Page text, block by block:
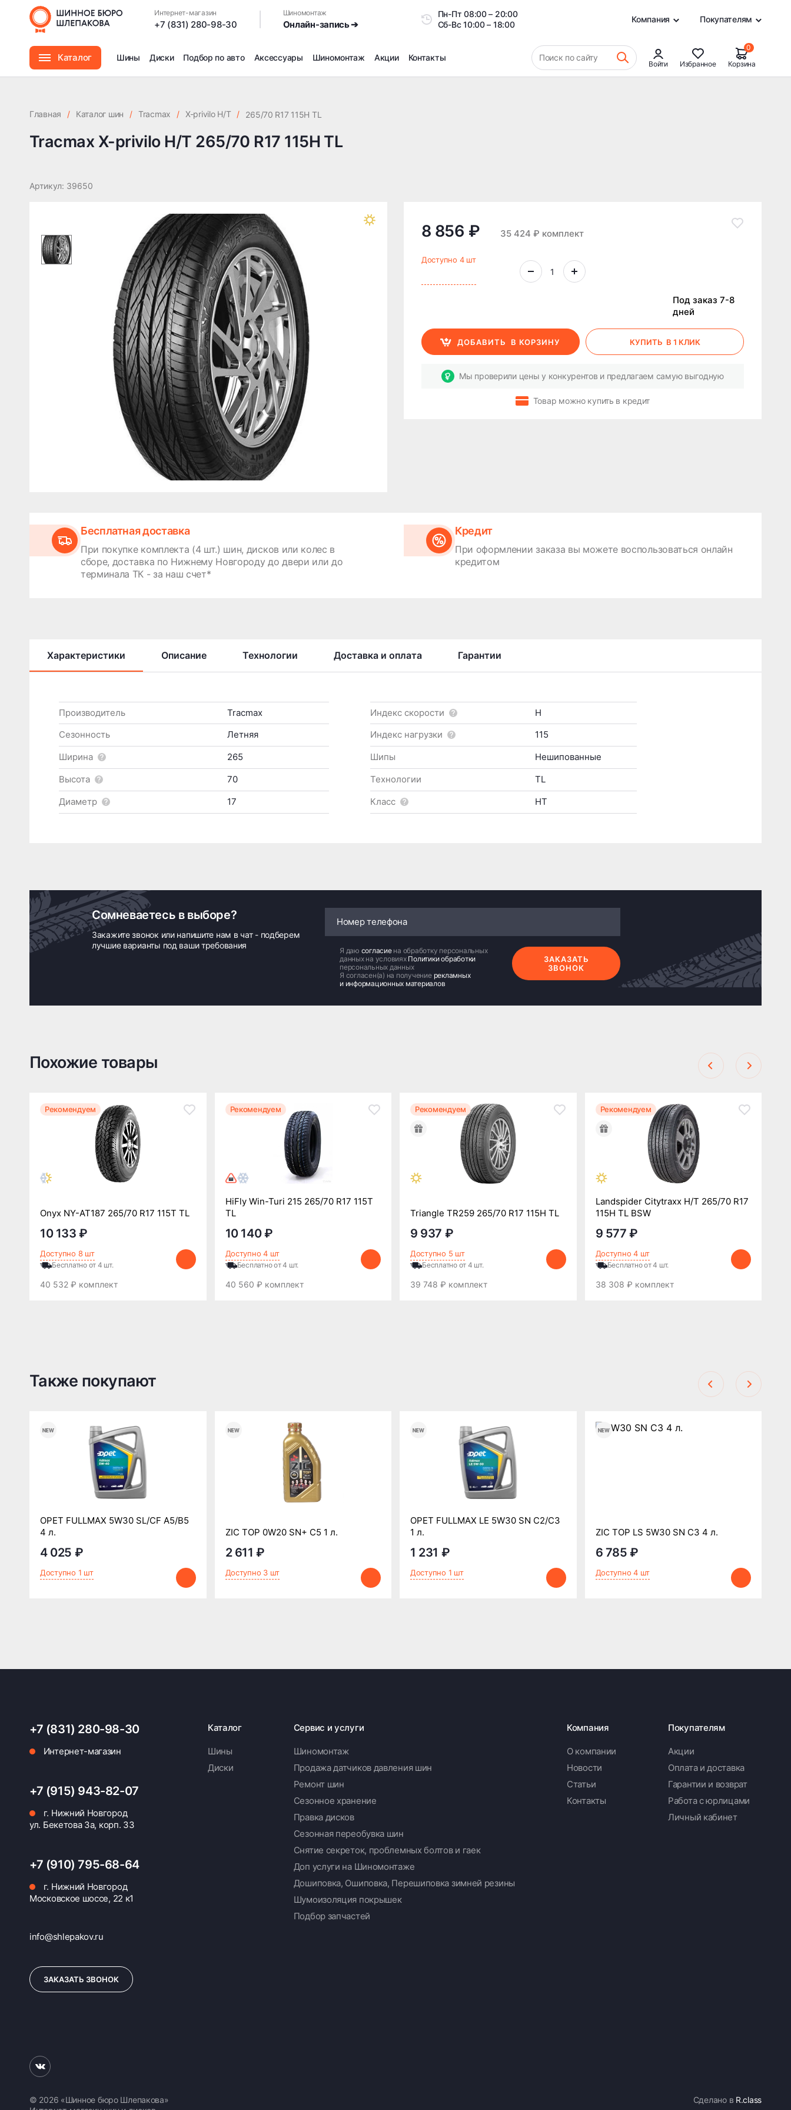
Интернет-магазин
+7 (831) 280-98-30
Шиномонтаж
Онлайн-запись ➔
Пн-Пт08:00 – 20:00
Сб-Вс10:00 – 18:00
Компания Покупателям
Каталог Шины Диски Подбор по авто Аксессуары Шиномонтаж
Сезонное хранение
Дошиповка, Ошиповка, Перешиповка зимней резины
Шумоизоляция покрышек
Подбор запчастей
Акции Контакты Поиск по сайту
Войти Избранное
0
Корзина
Tracmax X-privilo H/T 265/70 R17 115H TL
Главная / Каталог шин / Tracmax / X-privilo H/T / 265/70 R17 115H TL
Tracmax X-privilo H/T 265/70 R17 115H TL
Артикул: 39650
8 856 ₽ 35 424 ₽ комплект
Доступно 4 шт
Под заказ 7-8
дней
ДОБАВИТЬ В КОРЗИНУ КУПИТЬ В 1 КЛИК
Мы проверили цены у конкурентов и предлагаем самую выгодную
Товар можно купить в кредит
Бесплатная доставка
При покупке комплекта (4 шт.) шин, дисков или колес в
сборе, доставка по Нижнему Новгороду до двери или до
терминала ТК - за наш счет*
Кредит
При оформлении заказа вы можете воспользоваться онлайн
кредитом
Характеристики Описание Технологии Доставка и оплата Гарантии
Производитель
Tracmax
Сезонность
Летняя
Ширина
265
Высота
70
Диаметр
17
Индекс скорости
H
Индекс нагрузки
115
Шипы
Нешипованные
Технологии
TL
Класс
HT
Сомневаетесь в выборе?
Закажите звонок или напишите нам в чат - подберем
лучшие варианты под ваши требования
Я даю согласие на обработку персональных
данных на условиях Политики обработки
персональных данных
Я согласен(а) на получение рекламных
и информационных материалов
ЗАКАЗАТЬ
ЗВОНОК
Похожие товары
Рекомендуем
Onyx NY-AT187 265/70 R17 115T TL
10 133 ₽
Доступно 8 шт
Бесплатно от 4 шт.
40 532 ₽ комплект
Рекомендуем
HiFly Win-Turi 215 265/70 R17 115T
TL
10 140 ₽
Доступно 4 шт
Бесплатно от 4 шт.
40 560 ₽ комплект
Рекомендуем
Triangle TR259 265/70 R17 115H TL
9 937 ₽
Доступно 5 шт
Бесплатно от 4 шт.
39 748 ₽ комплект
Рекомендуем
Landspider Citytraxx H/T 265/70 R17
115H TL BSW
9 577 ₽
Доступно 4 шт
Бесплатно от 4 шт.
38 308 ₽ комплект
Также покупают
OPET FULLMAX 5W30 SL/CF A5/B5
4 л.
4 025 ₽
Доступно 1 шт
ZIC TOP 0W20 SN+ C5 1 л.
2 611 ₽
Доступно 3 шт
OPET FULLMAX LE 5W30 SN C2/C3
1 л.
1 231 ₽
Доступно 1 шт
ZIC TOP LS 5W30 SN C3 4 л.
6 785 ₽
Доступно 4 шт
+7 (831) 280-98-30
Интернет-магазин
+7 (915) 943-82-07
г. Нижний Новгород
ул. Бекетова 3а, корп. 33
+7 (910) 795-68-64
г. Нижний Новгород
Московское шоссе, 22 к1
info@shlepakov.ru
ЗАКАЗАТЬ ЗВОНОК
Каталог
Шины
Диски
Сервис и услуги
Шиномонтаж
Продажа датчиков давления шин
Ремонт шин
Сезонное хранение
Правка дисков
Сезонная переобувка шин
Снятие секреток, проблемных болтов и гаек
Доп услуги на Шиномонтаже
Дошиповка, Ошиповка, Перешиповка зимней резины
Шумоизоляция покрышек
Подбор запчастей
Компания
О компании
Новости
Статьи
Контакты
Покупателям
Акции
Оплата и доставка
Гарантии и возврат
Работа с юрлицами
Личный кабинет
© 2026 «Шинное бюро Шлепакова»
Сделано в R.class